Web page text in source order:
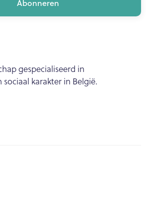
gespecialiseerd in
karakter in België.